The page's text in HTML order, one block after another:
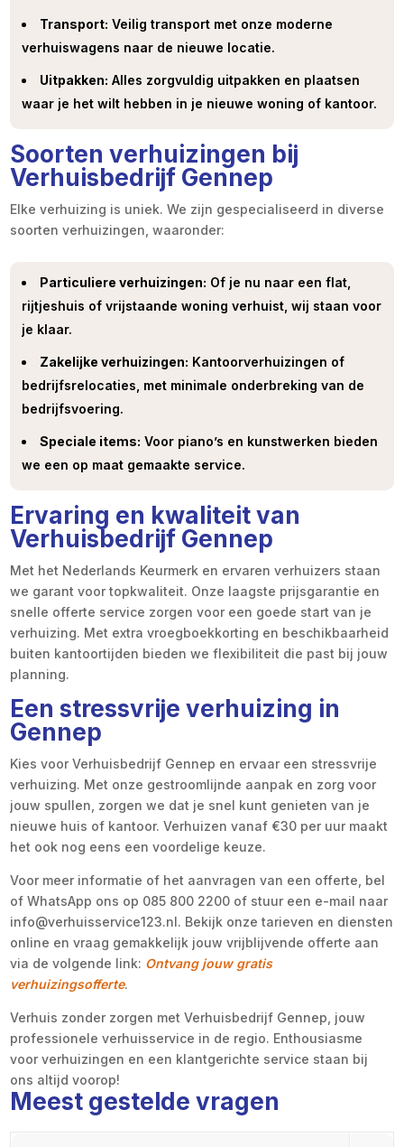
Transport: Veilig transport met onze moderne
verhuiswagens naar de nieuwe locatie.
Uitpakken: Alles zorgvuldig uitpakken en plaatsen
waar je het wilt hebben in je nieuwe woning of kantoor.
Soorten verhuizingen bij
Verhuisbedrijf Gennep
Elke verhuizing is uniek. We zijn gespecialiseerd in diverse
soorten verhuizingen, waaronder:
Particuliere verhuizingen: Of je nu naar een flat,
rijtjeshuis of vrijstaande woning verhuist, wij staan voor
je klaar.
Zakelijke verhuizingen: Kantoorverhuizingen of
bedrijfsrelocaties, met minimale onderbreking van de
bedrijfsvoering.
Speciale items: Voor piano’s en kunstwerken bieden
we een op maat gemaakte service.
Ervaring en kwaliteit van
Verhuisbedrijf Gennep
Met het Nederlands Keurmerk en ervaren verhuizers staan
we garant voor topkwaliteit. Onze laagste prijsgarantie en
snelle offerte service zorgen voor een goede start van je
verhuizing. Met extra vroegboekkorting en beschikbaarheid
buiten kantoortijden bieden we flexibiliteit die past bij jouw
planning.
Een stressvrije verhuizing in
Gennep
Kies voor Verhuisbedrijf Gennep en ervaar een stressvrije
verhuizing. Met onze gestroomlijnde aanpak en zorg voor
jouw spullen, zorgen we dat je snel kunt genieten van je
nieuwe huis of kantoor. Verhuizen vanaf €30 per uur maakt
het ook nog eens een voordelige keuze.
Voor meer informatie of het aanvragen van een offerte, bel
of WhatsApp ons op 085 800 2200 of stuur een e-mail naar
info@verhuisservice123.nl. Bekijk onze tarieven en diensten
online en vraag gemakkelijk jouw vrijblijvende offerte aan
via de volgende link: Ontvang jouw gratis
verhuizingsofferte.
Verhuis zonder zorgen met Verhuisbedrijf Gennep, jouw
professionele verhuisservice in de regio. Enthousiasme
voor verhuizingen en een klantgerichte service staan bij
ons altijd voorop!
Meest gestelde vragen